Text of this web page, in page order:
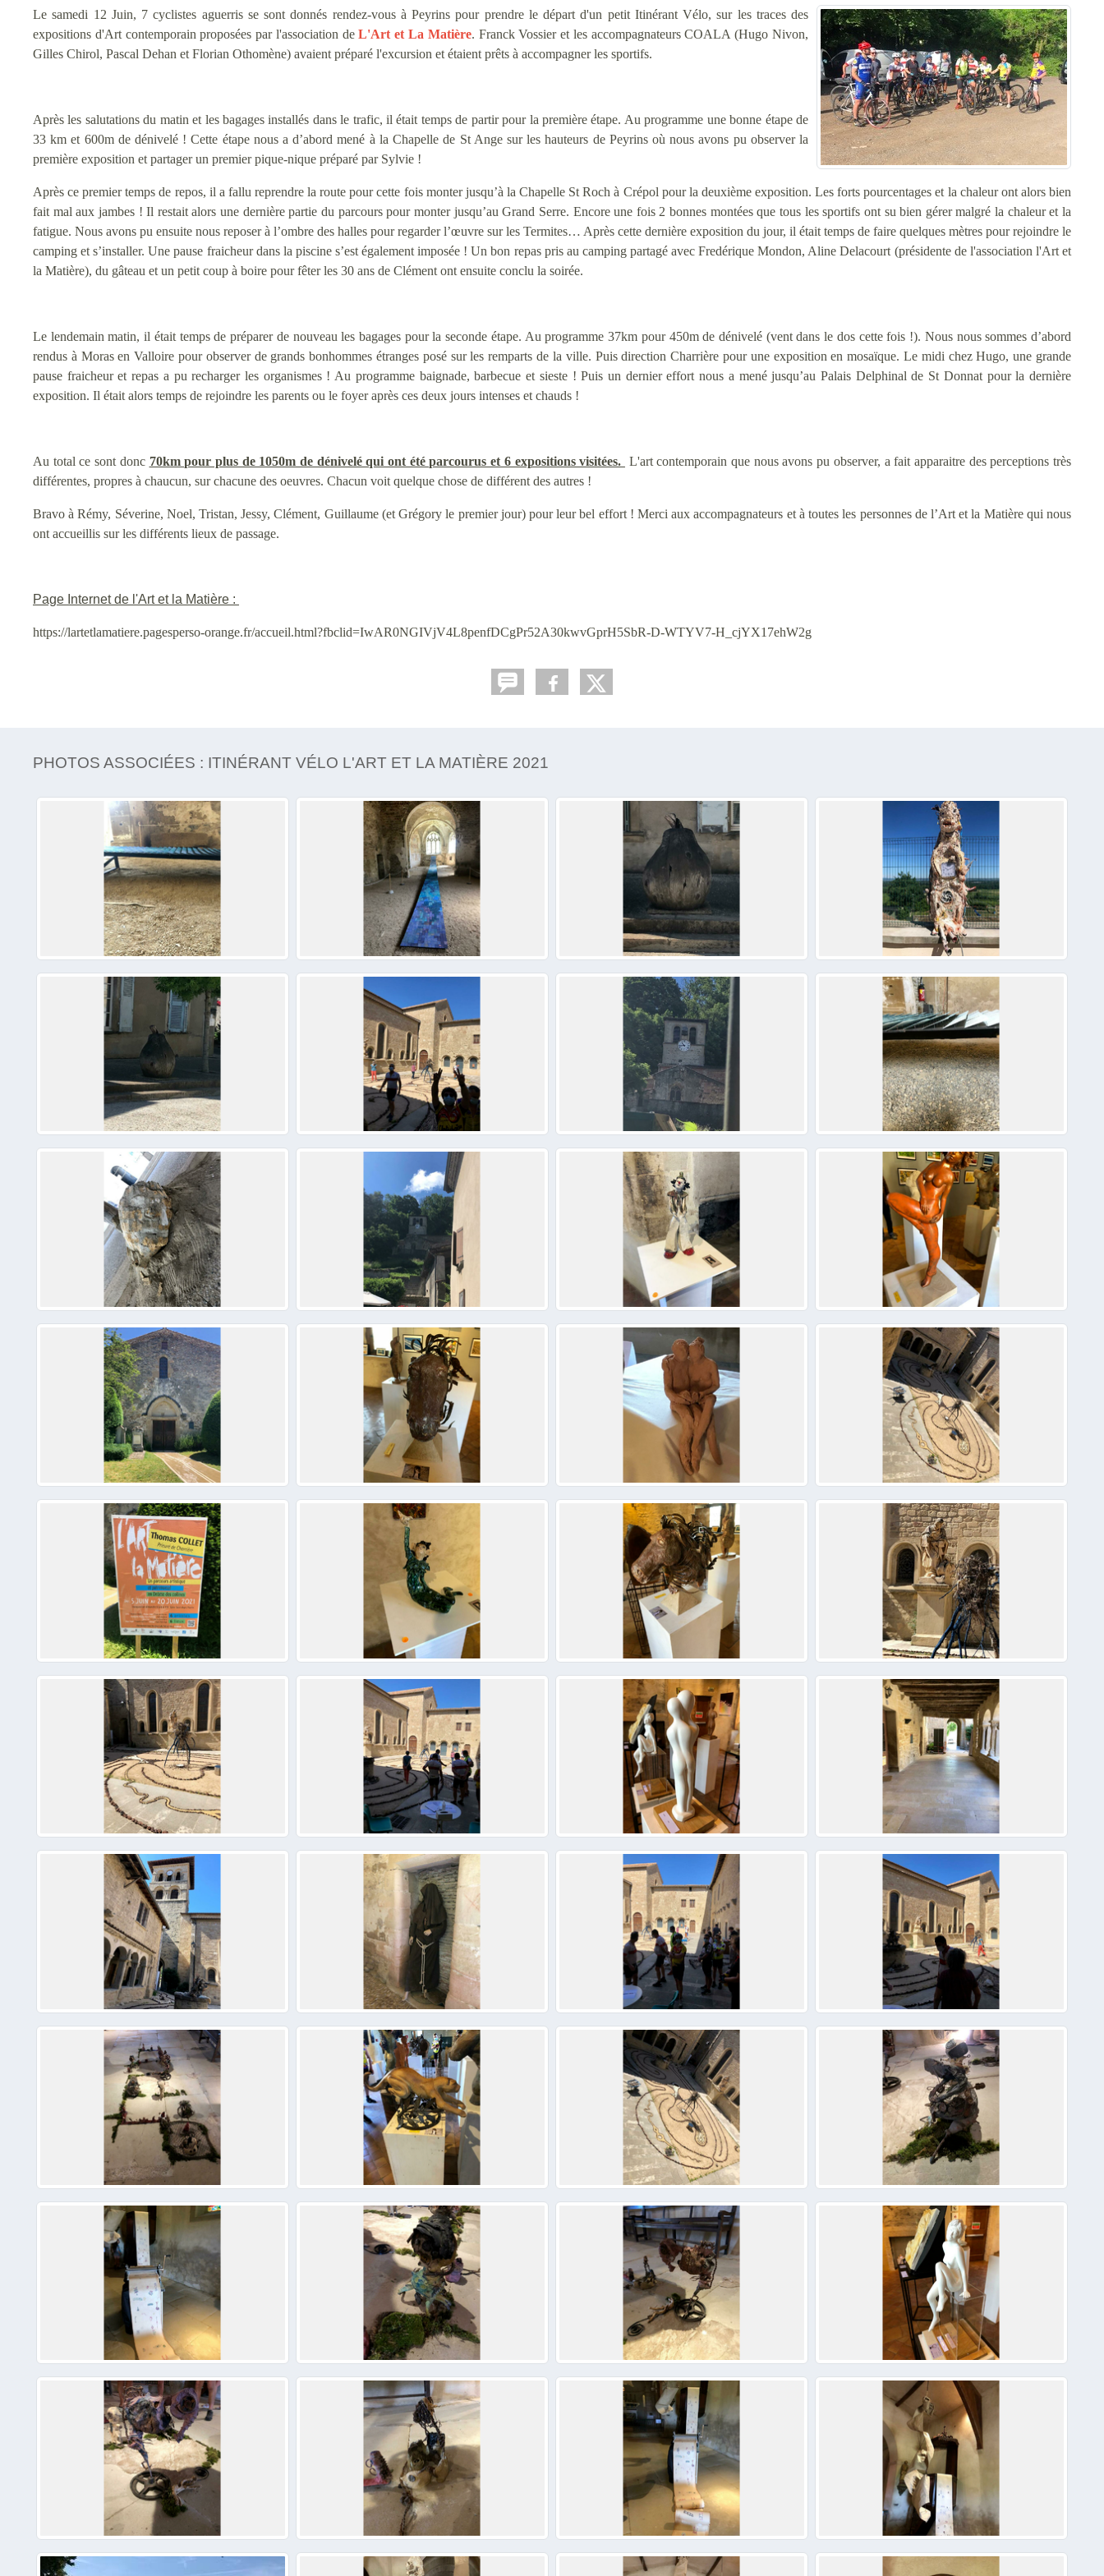
Le samedi 12 Juin, 7 cyclistes aguerris se sont donnés rendez-vous à Peyrins pour prendre le départ d'un petit Itinérant Vélo, sur les traces des
expositions d'Art contemporain proposées par l'association deL'Art et La Matière. Franck Vossier et les accompagnateurs COALA (Hugo Nivon,
Gilles Chirol, Pascal Dehan et Florian Othomène) avaient préparé l'excursion et étaient prêts à accompagner les sportifs.
Après les salutations du matin et les bagages installés dans le trafic, il était temps de partir pour la première étape. Au programme une bonne étape de
33 km et 600m de dénivelé ! Cette étape nous a d’abord mené à la Chapelle de St Ange sur les hauteurs de Peyrins où nous avons pu observer la
première exposition et partager un premier pique-nique préparé par Sylvie !
Après ce premier temps de repos, il a fallu reprendre la route pour cette fois monter jusqu’à la Chapelle St Roch à Crépol pour la deuxième exposition. Les forts pourcentages et la chaleur ont alors bien
fait mal aux jambes ! Il restait alors une dernière partie du parcours pour monter jusqu’au Grand Serre. Encore une fois 2 bonnes montées que tous les sportifs ont su bien gérer malgré la chaleur et la
fatigue. Nous avons pu ensuite nous reposer à l’ombre des halles pour regarder l’œuvre sur les Termites… Après cette dernière exposition du jour, il était temps de faire quelques mètres pour rejoindre le
camping et s’installer. Une pause fraicheur dans la piscine s’est également imposée ! Un bon repas pris au camping partagé avec Fredérique Mondon, Aline Delacourt (présidente de l'association l'Art et
la Matière), du gâteau et un petit coup à boire pour fêter les 30 ans de Clément ont ensuite conclu la soirée.
Le lendemain matin, il était temps de préparer de nouveau les bagages pour la seconde étape. Au programme 37km pour 450m de dénivelé (vent dans le dos cette fois !). Nous nous sommes d’abord
rendus à Moras en Valloire pour observer de grands bonhommes étranges posé sur les remparts de la ville. Puis direction Charrière pour une exposition en mosaïque. Le midi chez Hugo, une grande
pause fraicheur et repas a pu recharger les organismes ! Au programme baignade, barbecue et sieste ! Puis un dernier effort nous a mené jusqu’au Palais Delphinal de St Donnat pour la dernière
exposition. Il était alors temps de rejoindre les parents ou le foyer après ces deux jours intenses et chauds !
Au total ce sont donc 70km pour plus de 1050m de dénivelé qui ont été parcourus et 6 expositions visitées. L'art contemporain que nous avons pu observer, a fait apparaitre des perceptions très
différentes, propres à chaucun, sur chacune des oeuvres. Chacun voit quelque chose de différent des autres !
Bravo à Rémy, Séverine, Noel, Tristan, Jessy, Clément, Guillaume (et Grégory le premier jour) pour leur bel effort ! Merci aux accompagnateurs et à toutes les personnes de l’Art et la Matière qui nous
ont accueillis sur les différents lieux de passage.
Page Internet de l'Art et la Matière :
https://lartetlamatiere.pagesperso-orange.fr/accueil.html?fbclid=IwAR0NGIVjV4L8penfDCgPr52A30kwvGprH5SbR-D-WTYV7-H_cjYX17ehW2g
PHOTOS ASSOCIÉES : ITINÉRANT VÉLO L'ART ET LA MATIÈRE 2021